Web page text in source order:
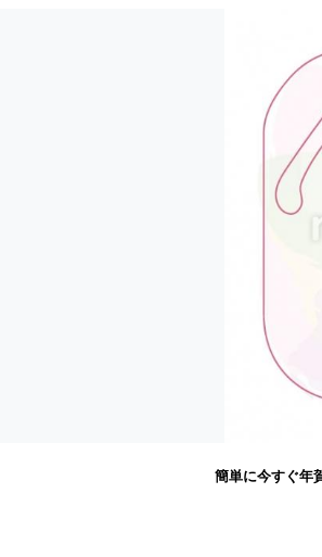
簡単に今すぐ年